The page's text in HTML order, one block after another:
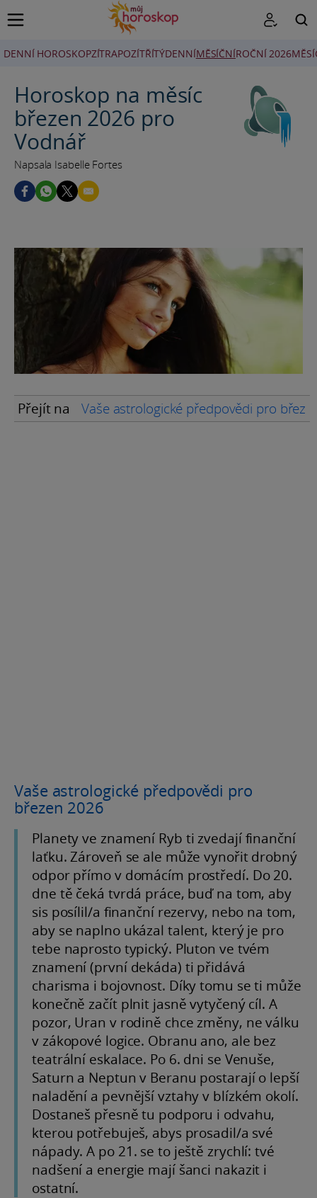
DENNÍ HOROSKOPZÍTRAPOZÍTŘÍTÝDENNÍMĚSÍČNÍROČNÍ 2026
Horoskop na měsíc
březen 2026 pro
Vodnář
Napsala Isabelle Fortes
Přejít na Vaše astrologické předpovědi pro
Vaše astrologické předpovědi pro
březen 2026
Planety ve znamení Ryb ti zvedají finanční
laťku. Zároveň se ale může vynořit drobný
odpor přímo v domácím prostředí. Do 20.
dne tě čeká tvrdá práce, buď na tom, aby
sis posílil/a finanční rezervy, nebo na tom,
aby se naplno ukázal talent, který je pro
tebe naprosto typický. Pluton ve tvém
znamení (první dekáda) ti přidává
charisma i bojovnost. Díky tomu se ti může
konečně začít plnit jasně vytyčený cíl. A
pozor, Uran v rodině chce změny, ne válku
v zákopové logice. Obranu ano, ale bez
teatrální eskalace. Po 6. dni se Venuše,
Saturn a Neptun v Beranu postarají o lepší
naladění a pevnější vztahy v blízkém okolí.
Dostaneš přesně tu podporu i odvahu,
kterou potřebuješ, abys prosadil/a své
nápady. A po 21. se to ještě zrychlí: tvé
nadšení a energie mají šanci nakazit i
ostatní.